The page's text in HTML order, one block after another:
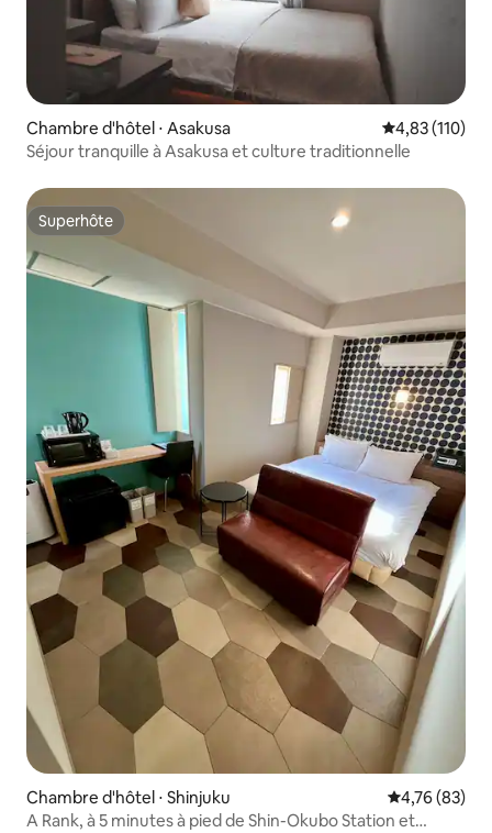
Chambre d'hôtel ⋅ Asakusa Évaluation
4,83 (110)
Séjour tranquille à Asakusa et culture traditionnelle
Superhôte
Superhôte
Chambre d'hôtel ⋅ Shinjuku Évaluation
4,76 (83)
A Rank, à 5 minutes à pied de Shin-Okubo Station et